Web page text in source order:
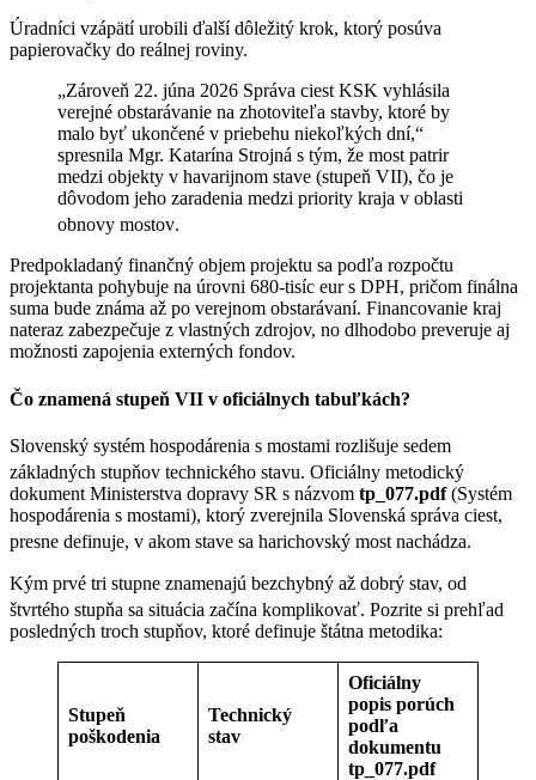
Úradníci vzápätí urobili ďalší dôležitý krok, ktorý posúva
papierovačky do reálnej roviny.
„Zároveň 22. júna 2026 Správa ciest KSK vyhlásila
verejné obstarávanie na zhotoviteľa stavby, ktoré by
malo byť ukončené v priebehu niekoľkých dní,“
spresnila Mgr. Katarína Strojná s tým, že most patrir
medzi objekty v havarijnom stave (stupeň VII), čo je
dôvodom jeho zaradenia medzi priority kraja v oblasti
obnovy mostov.
Predpokladaný finančný objem projektu sa podľa rozpočtu
projektanta pohybuje na úrovni 680-tisíc eur s DPH, pričom finálna
suma bude známa až po verejnom obstarávaní. Financovanie kraj
nateraz zabezpečuje z vlastných zdrojov, no dlhodobo preveruje aj
možnosti zapojenia externých fondov.
Čo znamená stupeň VII v oficiálnych tabuľkách?
Slovenský systém hospodárenia s mostami rozlišuje sedem
základných stupňov technického stavu. Oficiálny metodický
dokument Ministerstva dopravy SR s názvom tp_077.pdf(Systém
hospodárenia s mostami), ktorý zverejnila Slovenská správa ciest,
presne definuje, v akom stave sa harichovský most nachádza.
Kým prvé tri stupne znamenajú bezchybný až dobrý stav, od
štvrtého stupňa sa situácia začína komplikovať. Pozrite si prehľad
posledných troch stupňov, ktoré definuje štátna metodika:
Stupeň
poškodenia
Technický
stav
Oficiálny
popis porúch
podľa
dokumentu
tp_077.pdf